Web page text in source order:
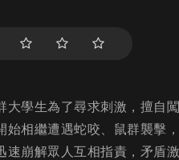
大學生為了尋求刺激，擅自
始相繼遭遇蛇咬、鼠群襲擊
速崩解眾人互相指責，矛盾